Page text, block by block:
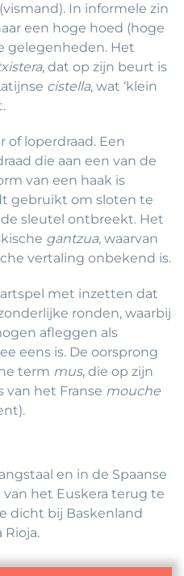
In informele zin
een hoge hoed (hoge
gelegenheden. Het
, dat op zijn beurt is
cistella, wat ‘klein
of loperdraad. Een
die aan een van de
van een haak is
gebruikt om sloten te
sleutel ontbreekt. Het
gantzua, waarvan
vertaling onbekend is.
met inzetten dat
ronden, waarbij
afleggen als
eens is. De oorsprong
term mus, die op zijn
van het Franse mouche
en in de Spaanse
het Euskera terug te
dicht bij Baskenland
Rioja.